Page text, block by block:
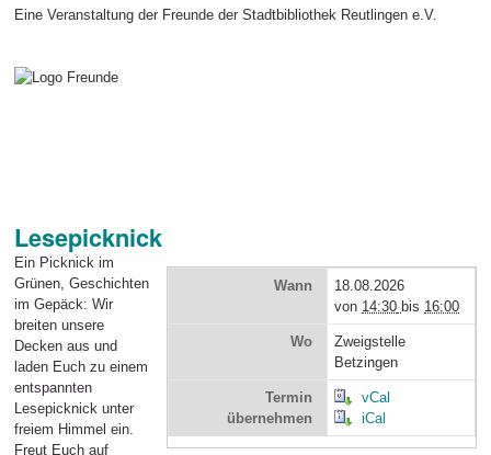
Eine Veranstaltung der Freunde der Stadtbibliothek Reutlingen e.V.
Lesepicknick
Wann
18.08.2026
von 14:30 bis 16:00
Wo
Zweigstelle
Betzingen
Termin
übernehmen
vCal
iCal
Ein Picknick im
Grünen, Geschichten
im Gepäck: Wir
breiten unsere
Decken aus und
laden Euch zu einem
entspannten
Lesepicknick unter
freiem Himmel ein.
Freut Euch auf